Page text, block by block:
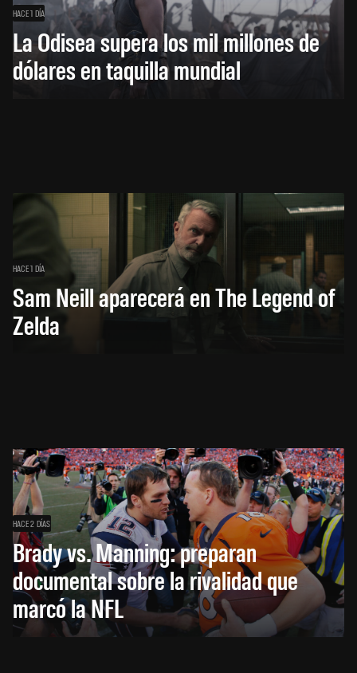
HACE 1 DÍA
La Odisea supera los mil millones de
dólares en taquilla mundial
HACE 1 DÍA
Sam Neill aparecerá en The Legend of
Zelda
HACE 2 DÍAS
Brady vs. Manning: preparan
documental sobre la rivalidad que
marcó la NFL